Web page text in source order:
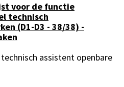
voor de functie
technisch
(D1-D3 - 38/38) -
assistent openbare